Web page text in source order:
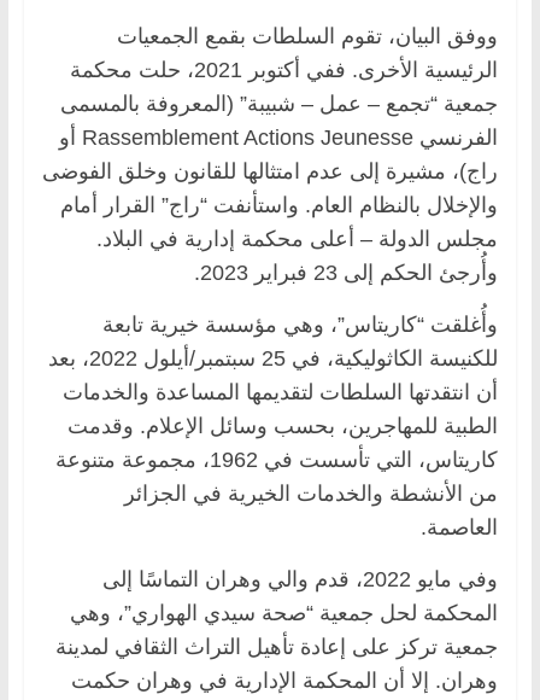
ووفق البيان، تقوم السلطات بقمع الجمعيات
الرئيسية الأخرى. ففي أكتوبر 2021، حلت محكمة
جمعية “تجمع – عمل – شبيبة” (المعروفة بالمسمى
الفرنسي Rassemblement Actions Jeunesse أو
راج)، مشيرة إلى عدم امتثالها للقانون وخلق الفوضى
والإخلال بالنظام العام. واستأنفت “راج” القرار أمام
مجلس الدولة – أعلى محكمة إدارية في البلاد.
وأُرجئ الحكم إلى 23 فبراير 2023.
وأُغلقت “كاريتاس”، وهي مؤسسة خيرية تابعة
للكنيسة الكاثوليكية، في 25 سبتمبر/أيلول 2022، بعد
أن انتقدتها السلطات لتقديمها المساعدة والخدمات
الطبية للمهاجرين، بحسب وسائل الإعلام. وقدمت
كاريتاس، التي تأسست في 1962، مجموعة متنوعة
من الأنشطة والخدمات الخيرية في الجزائر
العاصمة.
وفي مايو 2022، قدم والي وهران التماسًا إلى
المحكمة لحل جمعية “صحة سيدي الهواري”، وهي
جمعية تركز على إعادة تأهيل التراث الثقافي لمدينة
وهران. إلا أن المحكمة الإدارية في وهران حكمت